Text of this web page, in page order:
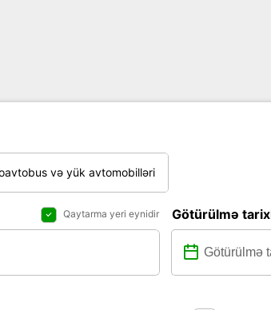
və yük avtomobilləri
Qaytarma yeri eynidir Götürülmə